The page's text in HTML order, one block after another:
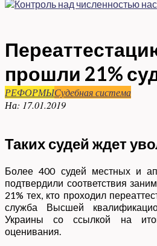
прошли 21%
РЕФОРМЫСудебная система
На: 17.01.2019
Таких судей ждет
Более 400 судей местных и
подтвердили соответствия
21% тех, кто проходил
служба Высшей
Украины со ссылкой на
оценивания.